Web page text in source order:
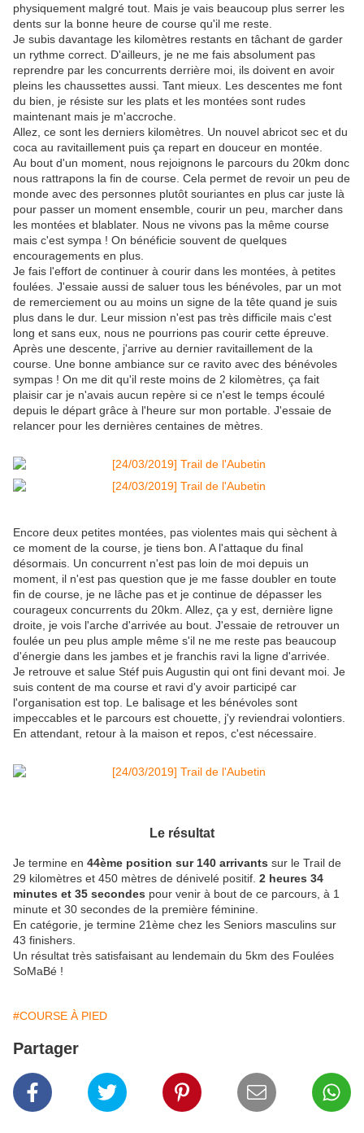
physiquement malgré tout. Mais je vais beaucoup plus serrer les
dents sur la bonne heure de course qu'il me reste.
Je subis davantage les kilomètres restants en tâchant de garder
un rythme correct. D'ailleurs, je ne me fais absolument pas
reprendre par les concurrents derrière moi, ils doivent en avoir
pleins les chaussettes aussi. Tant mieux. Les descentes me font
du bien, je résiste sur les plats et les montées sont rudes
maintenant mais je m'accroche.
Allez, ce sont les derniers kilomètres. Un nouvel abricot sec et du
coca au ravitaillement puis ça repart en douceur en montée.
Au bout d'un moment, nous rejoignons le parcours du 20km donc
nous rattrapons la fin de course. Cela permet de revoir un peu de
monde avec des personnes plutôt souriantes en plus car juste là
pour passer un moment ensemble, courir un peu, marcher dans
les montées et blablater. Nous ne vivons pas la même course
mais c'est sympa ! On bénéficie souvent de quelques
encouragements en plus.
Je fais l'effort de continuer à courir dans les montées, à petites
foulées. J'essaie aussi de saluer tous les bénévoles, par un mot
de remerciement ou au moins un signe de la tête quand je suis
plus dans le dur. Leur mission n'est pas très difficile mais c'est
long et sans eux, nous ne pourrions pas courir cette épreuve.
Après une descente, j'arrive au dernier ravitaillement de la
course. Une bonne ambiance sur ce ravito avec des bénévoles
sympas ! On me dit qu'il reste moins de 2 kilomètres, ça fait
plaisir car je n'avais aucun repère si ce n'est le temps écoulé
depuis le départ grâce à l'heure sur mon portable. J'essaie de
relancer pour les dernières centaines de mètres.
Encore deux petites montées, pas violentes mais qui sèchent à
ce moment de la course, je tiens bon. A l'attaque du final
désormais. Un concurrent n'est pas loin de moi depuis un
moment, il n'est pas question que je me fasse doubler en toute
fin de course, je ne lâche pas et je continue de dépasser les
courageux concurrents du 20km. Allez, ça y est, dernière ligne
droite, je vois l'arche d'arrivée au bout. J'essaie de retrouver un
foulée un peu plus ample même s'il ne me reste pas beaucoup
d'énergie dans les jambes et je franchis ravi la ligne d'arrivée.
Je retrouve et salue Stéf puis Augustin qui ont fini devant moi. Je
suis content de ma course et ravi d'y avoir participé car
l'organisation est top. Le balisage et les bénévoles sont
impeccables et le parcours est chouette, j'y reviendrai volontiers.
En attendant, retour à la maison et repos, c'est nécessaire.
Le résultat
Je termine en 44ème position sur 140 arrivants sur le Trail de
29 kilomètres et 450 mètres de dénivelé positif. 2 heures 34
minutes et 35 secondes pour venir à bout de ce parcours, à 1
minute et 30 secondes de la première féminine.
En catégorie, je termine 21ème chez les Seniors masculins sur
43 finishers.
Un résultat très satisfaisant au lendemain du 5km des Foulées
SoMaBé !
#COURSE À PIED
Partager